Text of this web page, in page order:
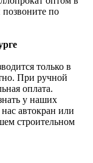
по
только в
При ручной
оплата.
у наших
автокран или
строительном